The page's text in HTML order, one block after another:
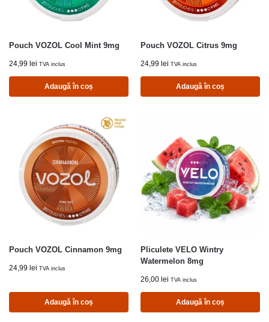
Pouch VOZOL Cool Mint 9mg
24,99 lei TVA inclus
Adaugă în coș
Pouch VOZOL Citrus 9mg
24,99 lei TVA inclus
Adaugă în coș
Pouch VOZOL Cinnamon 9mg
24,99 lei TVA inclus
Adaugă în coș
Pliculete VELO Wintry
Watermelon 8mg
26,00 lei TVA inclus
Adaugă în coș